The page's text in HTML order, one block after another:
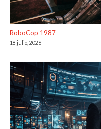
RoboCop 1987
18 julio, 2026